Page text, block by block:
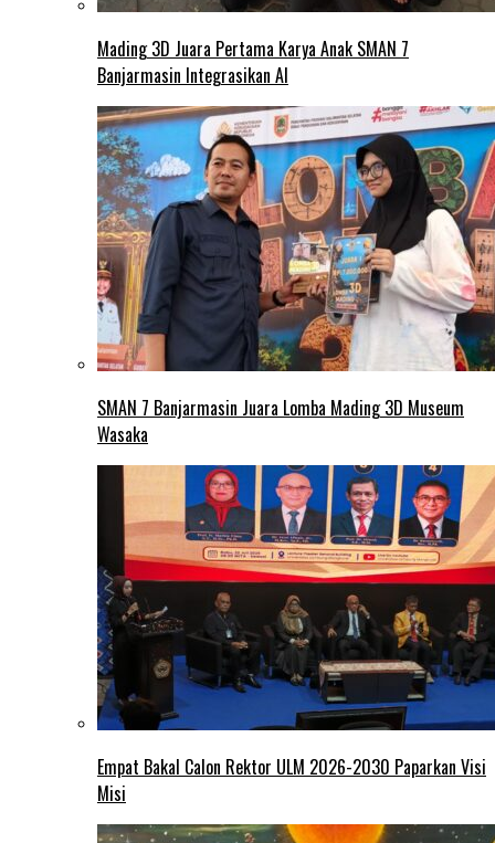
Mading 3D Juara Pertama Karya Anak SMAN 7
Banjarmasin Integrasikan AI
SMAN 7 Banjarmasin Juara Lomba Mading 3D Museum
Wasaka
Empat Bakal Calon Rektor ULM 2026-2030 Paparkan Visi
Misi